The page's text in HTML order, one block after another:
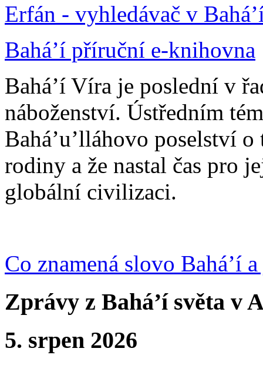
Erfán - vyhledávač v
Bahá’í příruční e-knihovna
Bahá’í Víra je poslední v
náboženství. Ústředním
Bahá’u’lláhovo poselství
rodiny a že nastal čas pro
globální civilizaci.
Co znamená slovo Bahá’í
Zprávy z Bahá’í světa v
5. srpen 2026